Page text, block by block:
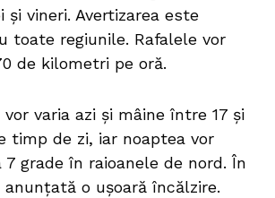
vineri. Avertizarea este
toate regiunile. Rafalele vor
de kilometri pe oră.
varia azi și mâine între 17 și
timp de zi, iar noaptea vor
grade în raioanele de nord. În
o ușoară încălzire.